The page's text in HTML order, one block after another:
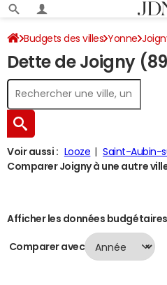
Budgets des villes Yonne
Dette de Joigny
Voir aussi : Looze Saint-Aubin-
Comparer Joigny à une autre
Afficher les données
Comparer avec